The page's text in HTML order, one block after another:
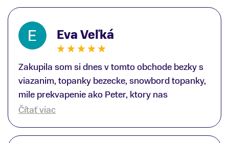
lyžiarskej obuvi, ako aj prilby.. všetko značka
Atomic; Pán Martin Guniš mi svojou
odbornosťou otvoril nové obzory a dozvedel
som sa, vďaka jeho profesionálnemu prístupu k
zákazníkovi, up-to-date informácie o nových
trendoch v lyžiarských technológiách; Z
predajne NajŠport som odchádzal s nakúpom
nového lyžiarského vybavenia nielen ako veľmi
spokojný zákazník, ale aj s rešpektom, že
majitelia takejto špičkovej športovej predajne na
Eva Veľká
Zakupila som si dnes v tomto obchode bezky s
viazanim, topanky bezecke, snowbord topanky,
mile prekvapenie ako Peter, ktory nas
obsluhoval mal prehlad, poradil nam super. Za
Serede
Čítať viac